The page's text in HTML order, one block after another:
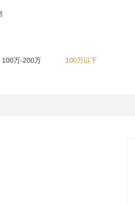
100万-200万 100万以下